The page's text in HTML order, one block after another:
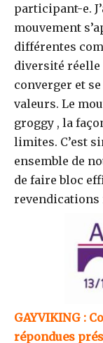
participant-e.
mouvement
différentes
diversité réelle
converger et
valeurs. Le
groggy , la
limites. C’est
ensemble de
de faire bloc
revendications
GAYVIKING :
répondues